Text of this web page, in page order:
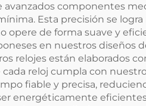
avanzados componentes
Esta precisión se
opere de forma suave y
en nuestros diseños
relojes están elaborados
reloj cumpla con
fiable y precisa,
energéticamente